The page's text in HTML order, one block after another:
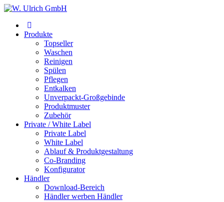
Produkte
Topseller
Waschen
Reinigen
Spülen
Pflegen
Entkalken
Unverpackt-Großgebinde
Produktmuster
Zubehör
Private / White Label
Private Label
White Label
Ablauf & Produktgestaltung
Co-Branding
Konfigurator
Händler
Download-Bereich
Händler werben Händler